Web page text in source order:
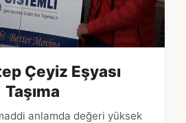
Çeyiz Eşyası
Taşıma
anlamda değeri yüksek